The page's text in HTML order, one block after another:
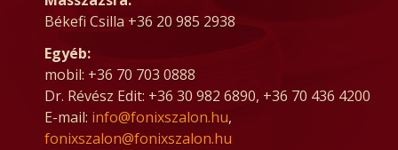
Békefi Csilla +36 20 985 2938
Egyéb:
mobil: +36 70 703 0888
Dr. Révész Edit: +36 30 982 6890, +36 70 436 4200
E-mail: info@fonixszalon.hu,
fonixszalon@fonixszalon.hu